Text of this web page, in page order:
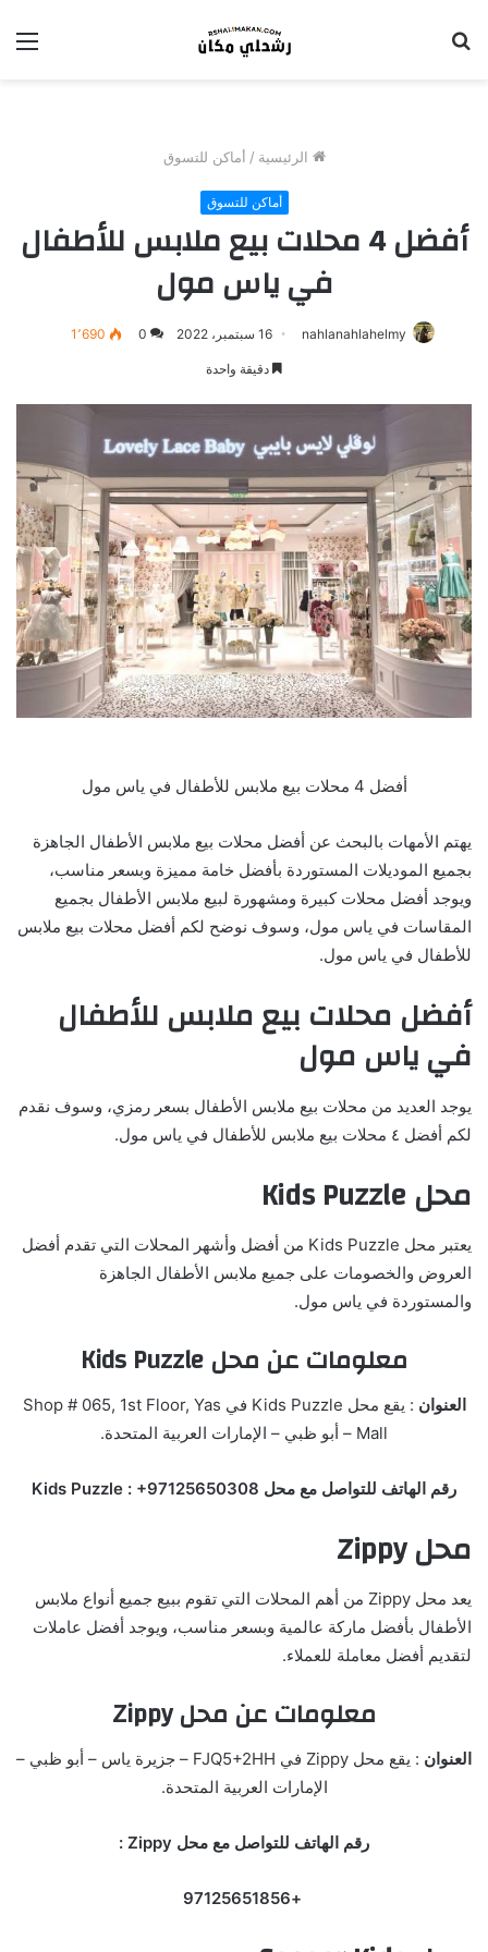
الرئيسية / أماكن للتسوق
أماكن للتسوق
أفضل 4 محلات بيع ملابس للأطفال
في ياس مول
nahlanahlahelmy 16 سبتمبر، 2022 0 1٬690
دقيقة واحدة
أفضل 4 محلات بيع ملابس للأطفال في ياس مول
يهتم الأمهات بالبحث عن أفضل محلات بيع ملابس الأطفال الجاهزة
بجميع الموديلات المستوردة بأفضل خامة مميزة وبسعر مناسب،
ويوجد أفضل محلات كبيرة ومشهورة لبيع ملابس الأطفال بجميع
المقاسات في ياس مول، وسوف نوضح لكم أفضل محلات بيع ملابس
للأطفال في ياس مول.
أفضل محلات بيع ملابس للأطفال
في ياس مول
يوجد العديد من محلات بيع ملابس الأطفال بسعر رمزي، وسوف نقدم
لكم أفضل ٤ محلات بيع ملابس للأطفال في ياس مول.
محل Kids Puzzle
يعتبر محل Kids Puzzle من أفضل وأشهر المحلات التي تقدم أفضل
العروض والخصومات على جميع ملابس الأطفال الجاهزة
والمستوردة في ياس مول.
معلومات عن محل Kids Puzzle
العنوان
: يقع محل Kids Puzzle في Shop # 065, 1st Floor, Yas
Mall – أبو ظبي – الإمارات العربية المتحدة.
رقم الهاتف للتواصل مع محل Kids Puzzle : +97125650308
محل Zippy
يعد محل Zippy من أهم المحلات التي تقوم ببيع جميع أنواع ملابس
الأطفال بأفضل ماركة عالمية وبسعر مناسب، ويوجد أفضل عاملات
لتقديم أفضل معاملة للعملاء.
معلومات عن محل Zippy
العنوان
: يقع محل Zippy في FJQ5+2HH – جزيرة ياس – أبو ظبي –
الإمارات العربية المتحدة.
رقم الهاتف للتواصل مع محل Zippy :
+97125651856